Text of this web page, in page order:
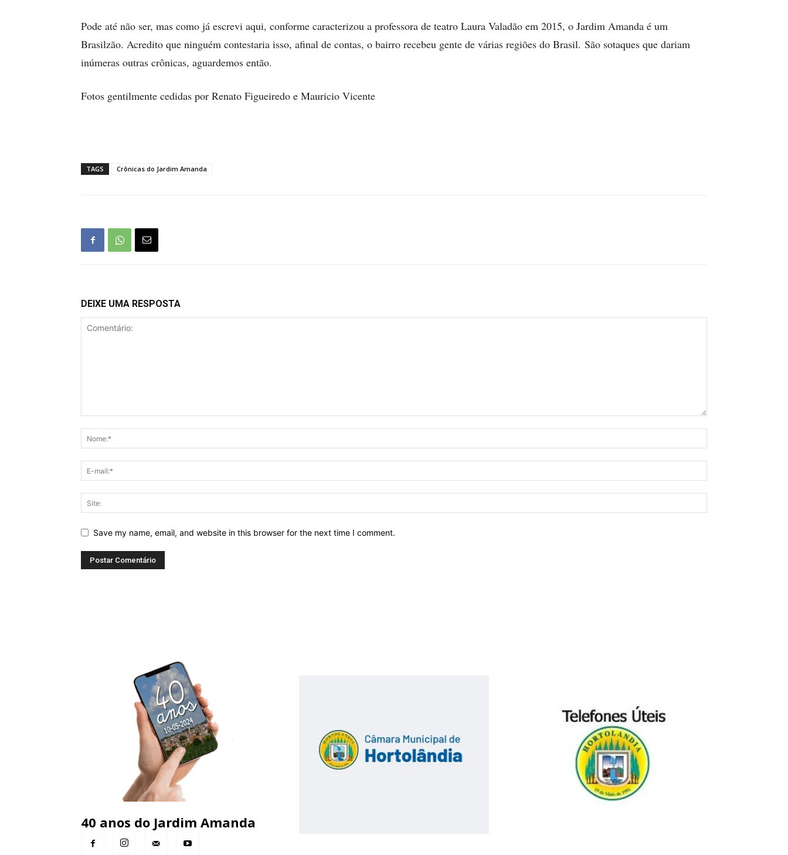
Pode até não ser, mas como já escrevi aqui, conforme caracterizou a professora de teatro Laura Valadão em 2015, o Jardim Amanda é um
Brasilzão. Acredito que ninguém contestaria isso, afinal de contas, o bairro recebeu gente de várias regiões do Brasil. São sotaques que dariam
inúmeras outras crônicas, aguardemos então.
Fotos gentilmente cedidas por Renato Figueiredo e Mauricio Vicente
TAGS Crônicas do Jardim Amanda
DEIXE UMA RESPOSTA
Save my name, email, and website in this browser for the next time I comment.
40 anos do Jardim Amanda